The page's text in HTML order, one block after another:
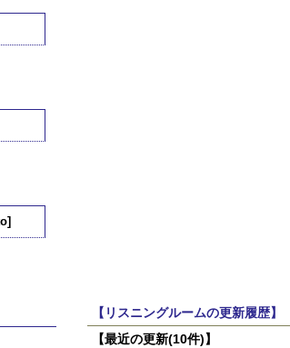
【リスニングルームの更新履歴】
【最近の更新(10件)】